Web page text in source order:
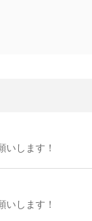
いします！
いします！